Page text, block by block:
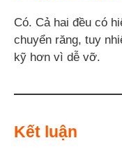
Có. Cả hai đều có
chuyển răng, tuy
kỹ hơn vì dễ vỡ.
Kết luận